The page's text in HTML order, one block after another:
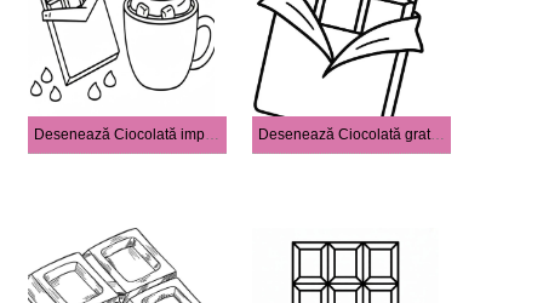
Desenează Ciocolată imprimabil gratuit uşor Desenează Ciocolată gratuit bazic